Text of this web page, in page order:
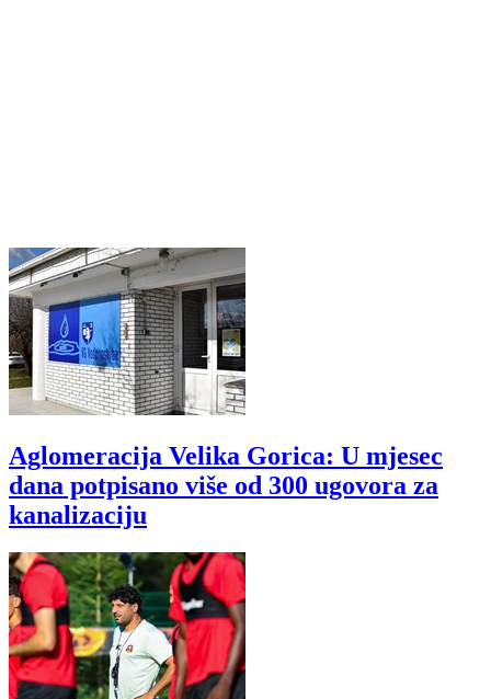
Aglomeracija Velika Gorica: U mjesec
dana potpisano više od 300 ugovora za
kanalizaciju